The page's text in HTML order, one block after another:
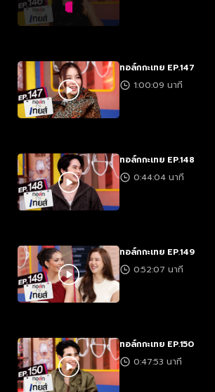
ทอล์กกะเทย EP.147
1:00:09 นาที
ทอล์กกะเทย EP.148
0:44:04 นาที
ทอล์กกะเทย EP.149
0:52:07 นาที
ทอล์กกะเทย EP.150
0:47:53 นาที